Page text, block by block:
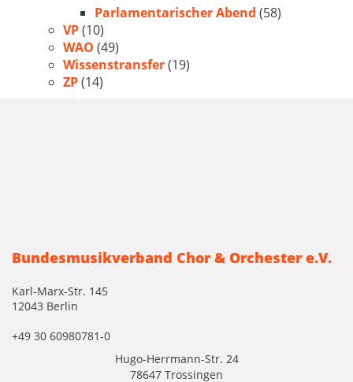
Parlamentarischer Abend (58)
VP(10)
WAO (49)
Wissenstransfer(19)
ZP(14)
Bundesmusikverband Chor & Orchester e.V.
Karl-Marx-Str. 145
12043 Berlin
+49 30 60980781-0
Hugo-Herrmann-Str. 24
78647 Trossingen